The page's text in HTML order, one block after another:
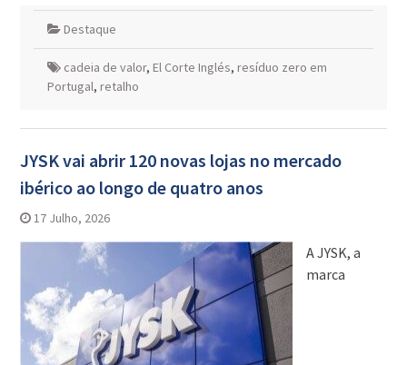
Destaque
cadeia de valor, El Corte Inglés, resíduo zero em
Portugal, retalho
JYSK vai abrir 120 novas lojas no mercado
ibérico ao longo de quatro anos
17 Julho, 2026
A JYSK, a
marca